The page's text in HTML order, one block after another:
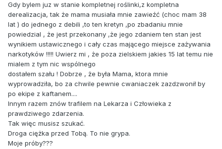
Gdy bylem juz w stanie kompletnej roślinki,z kompletna
derealizacja, tak że mama musiała mnie zawieźć (choc mam 38
lat ) do jednego z debili ,to ten kretyn ,po zbadaniu mnie
powiedzial , że jest przekonany ,że jego zdaniem ten stan jest
wynikiem ustawicznego i cały czas mającego miejsce zażywania
narkotyków !!!!! Uwierz mi , że poza zielskiem jakies 15 lat temu nie
mialem z tym nic wspólnego
dostałem szału ! Dobrze , że była Mama, ktora mnie
wyprowadziła, bo za chwile pewnie cwaniaczek zazdzwonił by
po ekipe z kaftanem....
Innym razem znów trafilem na Lekarza i Człowieka z
prawdziwego zdarzenia.
Tak więc musisz szukać.
Droga ciężka przed Tobą. To nie grypa.
Moje próby???